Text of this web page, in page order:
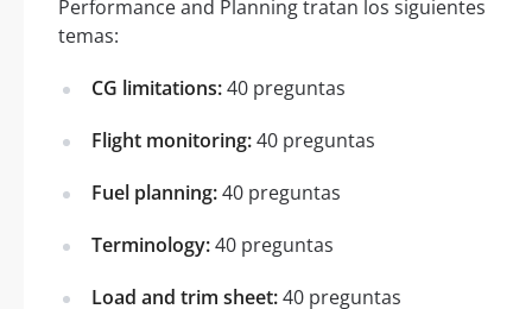
Performance and Planning tratan los siguientes
temas:
CG limitations:40 preguntas
Flight monitoring:40 preguntas
Fuel planning:40 preguntas
Terminology:40 preguntas
Load and trim sheet:40 preguntas